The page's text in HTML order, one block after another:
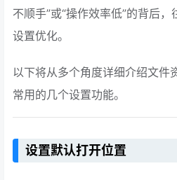
不顺手”或“操作效率低”的背后
设置优化。
以下将从多个角度详细介绍文件
常用的几个设置功能。
设置默认打开位置